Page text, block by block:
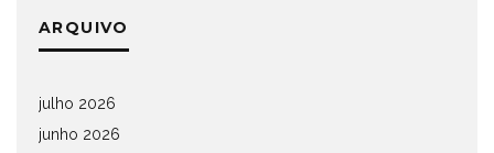
ARQUIVO
julho 2026
junho 2026